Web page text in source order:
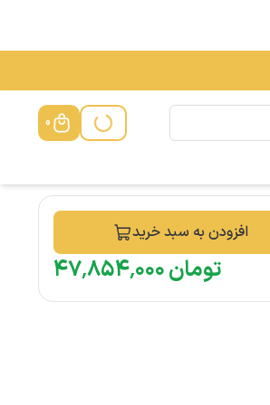
0
افزودن به سبد خرید
۴۷٬۸۵۴٬۰۰۰تومان